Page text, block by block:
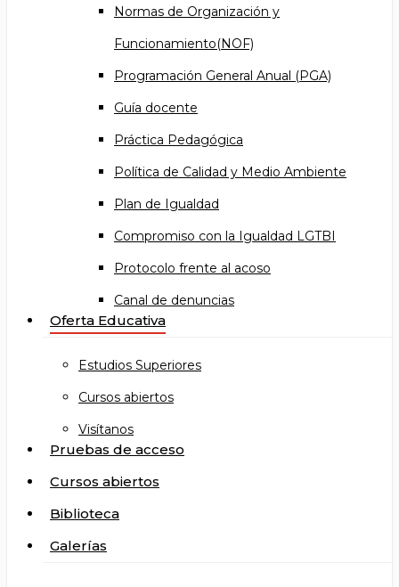
Normas de Organización y
Funcionamiento(NOF)
Programación General Anual (PGA)
Guía docente
Práctica Pedagógica
Política de Calidad y Medio Ambiente
Plan de Igualdad
Compromiso con la Igualdad LGTBI
Protocolo frente al acoso
Canal de denuncias
Oferta Educativa
Estudios Superiores
Cursos abiertos
Visítanos
Pruebas de acceso
Cursos abiertos
Biblioteca
Galerías